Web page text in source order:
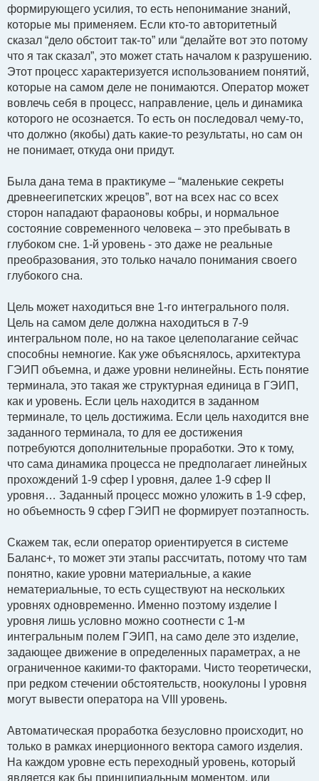
формирующего усилия, то есть непонимание знаний,
которые мы применяем. Если кто-то авторитетный
сказал “дело обстоит так-то” или “делайте вот это потому
что я так сказал”, это может стать началом к разрушению.
Этот процесс характеризуется использованием понятий,
которые на самом деле не понимаются. Оператор может
вовлечь себя в процесс, направление, цель и динамика
которого не осознается. То есть он последовал чему-то,
что должно (якобы) дать какие-то результаты, но сам он
не понимает, откуда они придут.
Была дана тема в практикуме – “маленькие секреты
древнеегипетских жрецов”, вот на всех нас со всех
сторон нападают фараоновы кобры, и нормальное
состояние современного человека – это пребывать в
глубоком сне. 1-й уровень - это даже не реальные
преобразования, это только начало понимания своего
глубокого сна.
Цель может находиться вне 1-го интегрального поля.
Цель на самом деле должна находиться в 7-9
интегральном поле, но на такое целеполагание сейчас
способны немногие. Как уже объяснялось, архитектура
ГЭИП объемна, и даже уровни нелинейны. Есть понятие
терминала, это такая же структурная единица в ГЭИП,
как и уровень. Если цель находится в заданном
терминале, то цель достижима. Если цель находится вне
заданного терминала, то для ее достижения
потребуются дополнительные проработки. Это к тому,
что сама динамика процесса не предполагает линейных
прохождений 1-9 сфер I уровня, далее 1-9 сфер II
уровня… Заданный процесс можно уложить в 1-9 сфер,
но объемность 9 сфер ГЭИП не формирует поэтапность.
Скажем так, если оператор ориентируется в системе
Баланс+, то может эти этапы рассчитать, потому что там
понятно, какие уровни материальные, а какие
нематериальные, то есть существуют на нескольких
уровнях одновременно. Именно поэтому изделие I
уровня лишь условно можно соотнести с 1-м
интегральным полем ГЭИП, на само деле это изделие,
задающее движение в определенных параметрах, а не
ограниченное какими-то факторами. Чисто теоретически,
при редком стечении обстоятельств, ноокулоны I уровня
могут вывести оператора на VIII уровень.
Автоматическая проработка безусловно происходит, но
только в рамках инерционного вектора самого изделия.
На каждом уровне есть переходный уровень, который
является как бы принципиальным моментом, или